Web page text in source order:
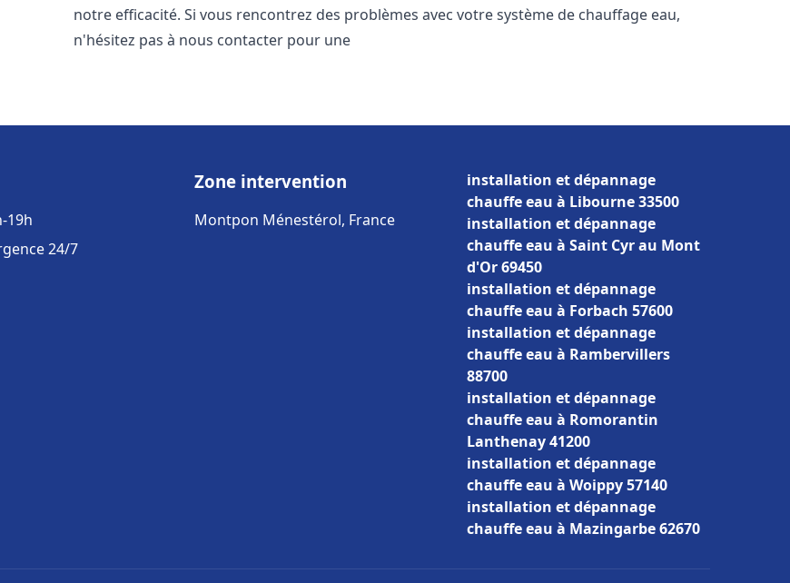
notre efficacité. Si vous rencontrez des problèmes avec votre système de chauffage eau,
n'hésitez pas à nous contacter pour une
19h
24/7
Zone intervention
Montpon Ménestérol, France
installation et dépannage
chauffe eau à Libourne 33500
installation et dépannage
chauffe eau à Saint Cyr au Mont
d'Or 69450
installation et dépannage
chauffe eau à Forbach 57600
installation et dépannage
chauffe eau à Rambervillers
88700
installation et dépannage
chauffe eau à Romorantin
Lanthenay 41200
installation et dépannage
chauffe eau à Woippy 57140
installation et dépannage
chauffe eau à Mazingarbe 62670